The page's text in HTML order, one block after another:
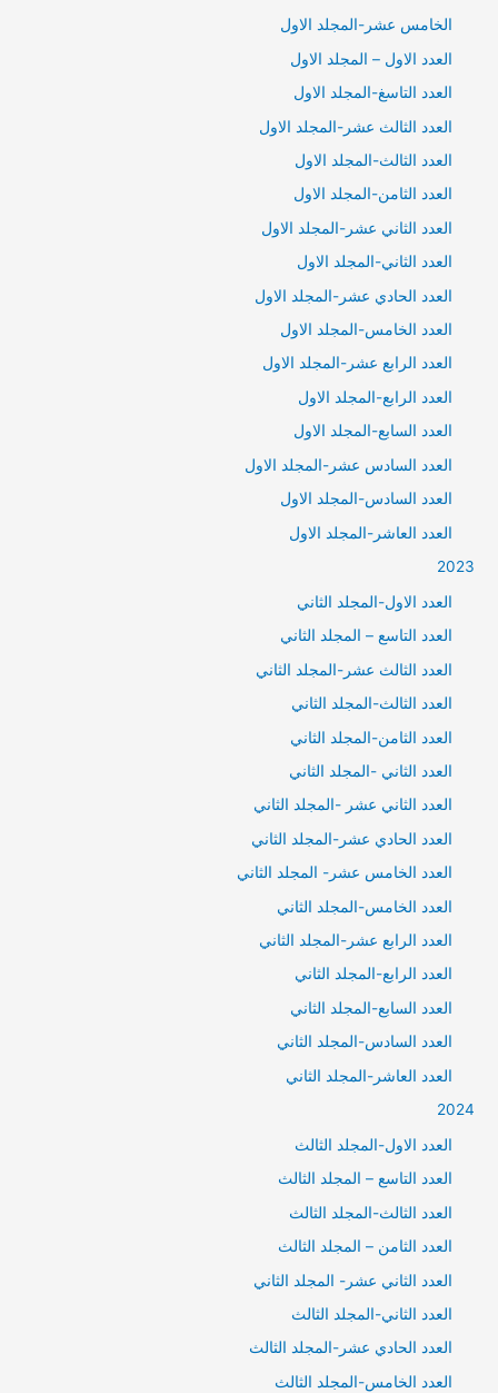
الخامس عشر-المجلد الاول
العدد الاول – المجلد الاول
العدد التاسغ-المجلد الاول
العدد الثالث عشر-المجلد الاول
العدد الثالث-المجلد الاول
العدد الثامن-المجلد الاول
العدد الثاني عشر-المجلد الاول
العدد الثاني-المجلد الاول
العدد الحادي عشر-المجلد الاول
العدد الخامس-المجلد الاول
العدد الرابع عشر-المجلد الاول
العدد الرابع-المجلد الاول
العدد السابع-المجلد الاول
العدد السادس عشر-المجلد الاول
العدد السادس-المجلد الاول
العدد العاشر-المجلد الاول
2023
العدد الاول-المجلد الثاني
العدد التاسع – المجلد الثاني
العدد الثالث عشر-المجلد الثاني
العدد الثالث-المجلد الثاني
العدد الثامن-المجلد الثاني
العدد الثاني -المجلد الثاني
العدد الثاني عشر -المجلد الثاني
العدد الحادي عشر-المجلد الثاني
العدد الخامس عشر- المجلد الثاني
العدد الخامس-المجلد الثاني
العدد الرابع عشر-المجلد الثاني
العدد الرابع-المجلد الثاني
العدد السابع-المجلد الثاني
العدد السادس-المجلد الثاني
العدد العاشر-المجلد الثاني
2024
العدد الاول-المجلد الثالث
العدد التاسع – المجلد الثالث
العدد الثالث-المجلد الثالث
العدد الثامن – المجلد الثالث
العدد الثاني عشر- المجلد الثاني
العدد الثاني-المجلد الثالث
العدد الحادي عشر-المجلد الثالث
العدد الخامس-المجلد الثالث